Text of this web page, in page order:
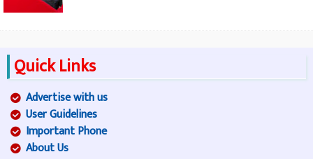
Quick Links
Advertise with us
User Guidelines
Important Phone
About Us